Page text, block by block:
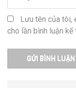
Lưu tên của tôi,
cho lần bình luận kế